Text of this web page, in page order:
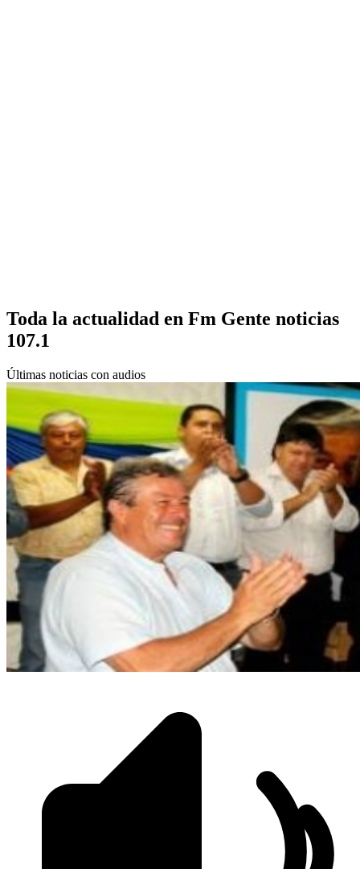
Toda la actualidad en Fm Gente noticias
107.1
Últimas noticias con audios